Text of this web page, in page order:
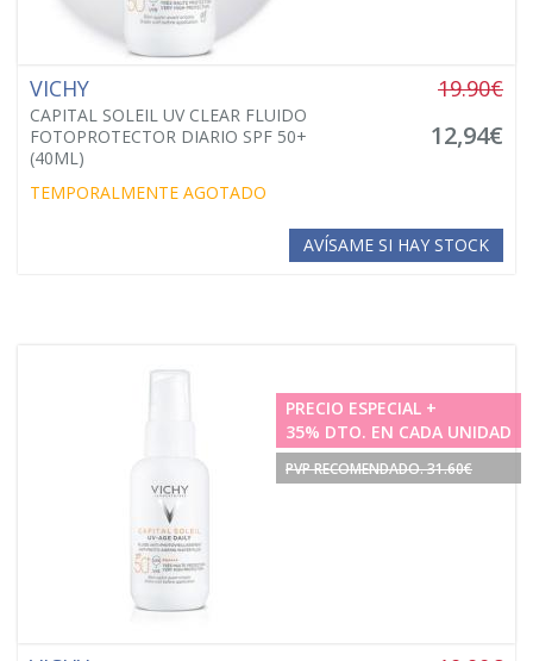
VICHY
CAPITAL SOLEIL UV CLEAR FLUIDO
FOTOPROTECTOR DIARIO SPF 50+
(40ML)
19.90€
12,94€
TEMPORALMENTE AGOTADO
AVÍSAME SI HAY STOCK
PRECIO ESPECIAL +
35% DTO. EN CADA UNIDAD
PVP RECOMENDADO. 31.60€